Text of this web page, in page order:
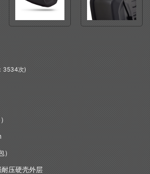
3534次)
）
）
耐压硬壳外层